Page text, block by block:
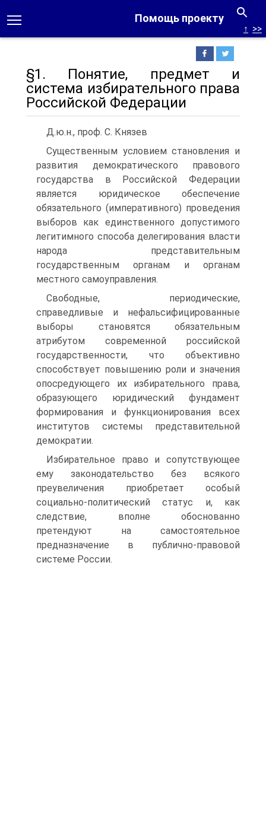
Помощь проекту
↑ >>
§1. Понятие, предмет и
система избирательного права
Российской Федерации
Д.ю.н., проф. С. Князев
Существенным условием становления и
развития демократического правового
государства в Российской Федерации
является юридическое обеспечение
обязательного (императивного) проведения
выборов как единственного допустимого
легитимного способа делегирования власти
народа представительным
государственным органам и органам
местного самоуправления.
Свободные, периодические,
справедливые и нефальсифицированные
выборы становятся обязательным
атрибутом современной российской
государственности, что объективно
способствует повышению роли и значения
опосредующего их избирательного права,
образующего юридический фундамент
формирования и функционирования всех
институтов системы представительной
демократии.
Избирательное право и сопутствующее
ему законодательство без всякого
преувеличения приобретает особый
социально-политический статус и, как
следствие, вполне обоснованно
претендуют на самостоятельное
предназначение в публично-правовой
системе России.